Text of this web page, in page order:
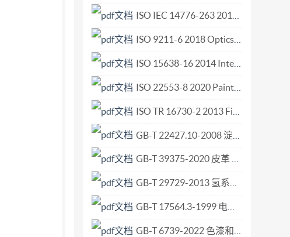
平铝业有限公司、优铝胜门窗科技（上海）有限
谢光宇、 江裕生。 I
ISO IEC 14776-263 2018 Information technology — Small computer system interface (SCSI) — Part 263 SAS protocol layer - 3 (SPL-3).pdf
ISO 9211-6 2018 Optics and photonics Optical coatings Part 6 Minimum requirements for reflecting coatings.pdf
ISO 15638-16 2014 Intelligent transport systems — Framework for cooperative telematics applications for regulated vehicles (TARV) — Part 16 Vehicle speed monitoring.pdf
ISO 22553-8 2020 Paints and varnishes — Electro-deposition coatings — Part 8 Electric charge density.pdf
ISO TR 16730-2 2013 Fire safety engineering — Assessment, verification and validation of calculation methods — Part 2 Example of a fire zone model.pdf
GB-T 22427.10-2008 淀粉及其衍生物氮含量测定.pdf
GB-T 39375-2020 皮革 物理和机械试验 尺寸变化的测定.pdf
GB-T 29729-2013 氢系统安全的基本要求.pdf
GB-T 17564.3-1999 电气元器件的标准数据元素类型和相关分类模式 第3部分 维护和确认的程序.pdf
GB-T 6739-2022 色漆和清漆 铅笔法测定漆膜硬度.pdf